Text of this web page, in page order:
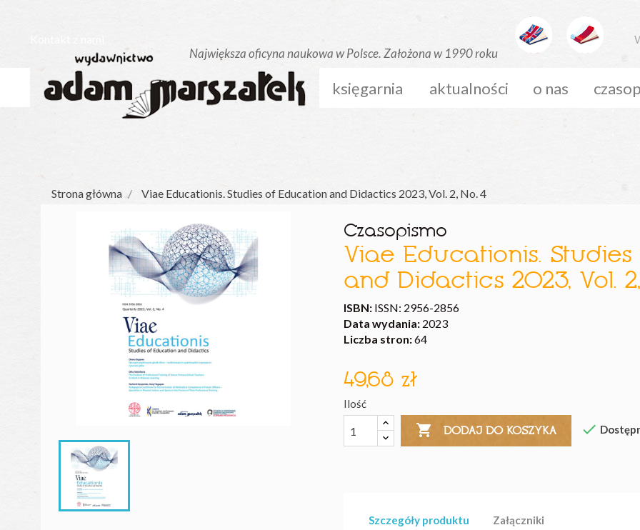
księgarnia aktualności o nas
Strona główna Viae Educationis. Studies of Education and Didactics 2023, Vol. 2, No. 4
Czasopismo
Viae Educationis.
and Didactics 2023, Vol.
ISBN: ISSN: 2956-2856
Data wydania: 2023
Liczba stron:64
49,68 zł
Ilość
 DODAJ DO KOSZYKA 
Szczegóły produktu Załączniki